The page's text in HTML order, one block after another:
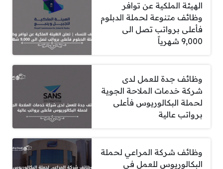
الهيئة الملكية عن توافر
وظائف متنوعة لحملة الدبلوم
فأعلى برواتب تصل الى
9,000 شهرياً
وظائف جدة للعمل لدى
شركة خدمات الملاحة الجوية
لحملة البكالوريوس فأعلى
برواتب عالية
وظائف شركة المراعي لحملة
البكالوريوس للعمل في